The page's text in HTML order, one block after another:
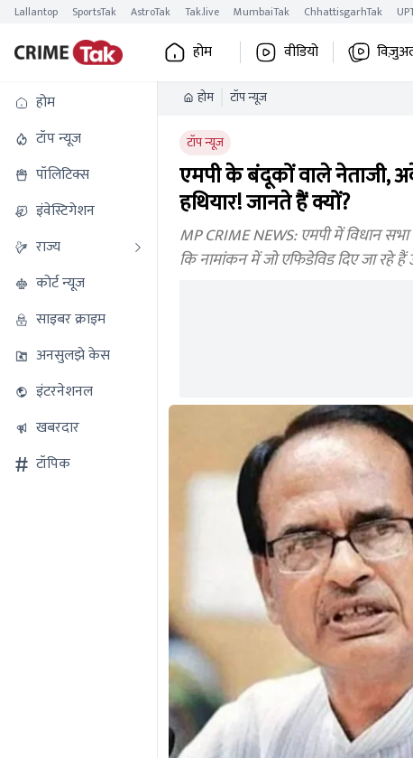
Lallantop SportsTak AstroTak Tak.live MumbaiTak ChhattisgarhTak
होम वीडियो
होम
टॉप न्यूज
पॉलिटिक्स
इंवेस्टिगेशन
राज्य
कोर्ट न्यूज
साइबर क्राइम
अनसुलझे केस
इंटरनेशनल
खबरदार
टॉपिक
होम टॉप न्यूज
टॉप न्यूज
एमपी के बंदूकों वाले नेताजी,
हथियार! जानते हैं क्यों?
MP CRIME NEWS: एमपी में विधान
कि नामांकन में जो एफिडेविड दिए जा रहे